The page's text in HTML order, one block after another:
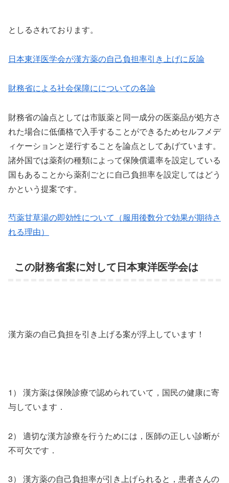
としるされております。
日本東洋医学会が漢方薬の自己負担率引き上げに反論
財務省による社会保障にについての各論
財務省の論点としては市販薬と同一成分の医薬品が処方さ
れた場合に低価格で入手することができるためセルフメデ
ィケーションと逆行することを論点としてあげています。
諸外国では薬剤の種類によって保険償還率を設定している
国もあることから薬剤ごとに自己負担率を設定してはどう
かという提案です。
芍薬甘草湯の即効性について（服用後数分で効果が期待さ
れる理由）
この財務省案に対して日本東洋医学会は
漢方薬の自己負担を引き上げる案が浮上しています！
1） 漢方薬は保険診療で認められていて，国民の健康に寄
与しています．
2） 適切な漢方診療を行うためには，医師の正しい診断が
不可欠です．
3） 漢方薬の自己負担率が引き上げられると，患者さんの